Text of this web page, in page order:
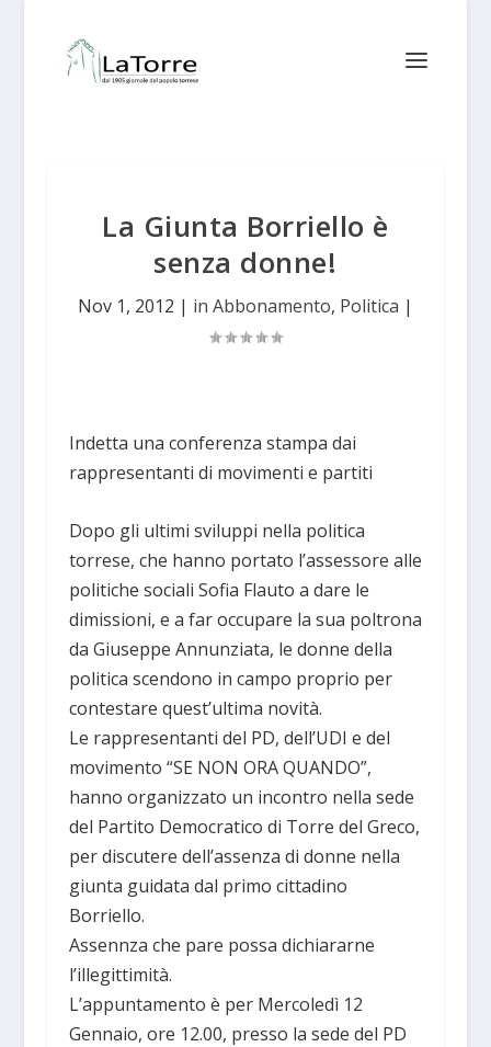
La Giunta Borriello è
senza donne!
Nov 1, 2012 | in Abbonamento, Politica |
Indetta una conferenza stampa dai
rappresentanti di movimenti e partiti
Dopo gli ultimi sviluppi nella politica
torrese, che hanno portato l’assessore alle
politiche sociali Sofia Flauto a dare le
dimissioni, e a far occupare la sua poltrona
da Giuseppe Annunziata, le donne della
politica scendono in campo proprio per
contestare quest’ultima novità.
Le rappresentanti del PD, dell’UDI e del
movimento “SE NON ORA QUANDO”,
hanno organizzato un incontro nella sede
del Partito Democratico di Torre del Greco,
per discutere dell’assenza di donne nella
giunta guidata dal primo cittadino
Borriello.
Assennza che pare possa dichiararne
l’illegittimità.
L’appuntamento è per Mercoledì 12
Gennaio, ore 12.00, presso la sede del PD